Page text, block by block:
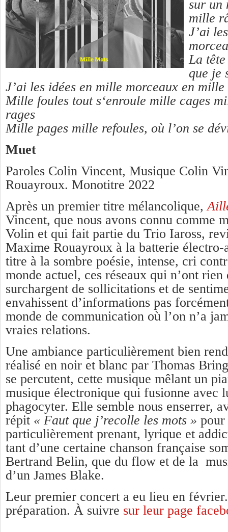
sur un
mille
J’ai
La
que je
J’ai les idées en mille morceaux en
Mille foules tout s‘enroule mille cages
rages
Mille pages mille refoules, où l’on se
Muet
Paroles Colin Vincent, Musique Colin
Rouayroux. Monotitre 2022
Après un premier titre mélancolique,
Vincent, que nous avons connu comme
Volin et qui fait partie du Trio Iaross,
Maxime Rouayroux à la batterie électro-
titre à la sombre poésie, intense, cri
monde actuel, ces réseaux qui n’ont rien
surchargent de sollicitations et de
envahissent d’informations pas
monde de communication où l’on n’a
vraies relations.
Une ambiance particulièrement bien
réalisé en noir et blanc par Thomas
se percutent, cette musique mêlant un
musique électronique qui fusionne avec
phagocyter. Elle semble nous enserrer,
répit « Faut que j’recolle les mots » pour
particulièrement prenant, lyrique et
tant d’une certaine chanson française
Bertrand Belin, que du flow et de la
d’un James Blake.
Leur premier concert a eu lieu en
préparation. À suivre sur leur page